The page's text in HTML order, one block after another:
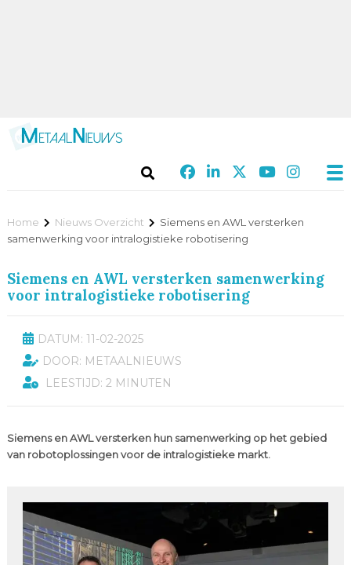
Home Nieuws Overzicht
Siemens en AWL versterken
samenwerking voor intralogistieke robotisering
Siemens en AWL versterken samenwerking
voor intralogistieke robotisering
DATUM: 11-02-2025
DOOR: METAALNIEUWS
LEESTIJD: 2 MINUTEN
Siemens en AWL versterken hun samenwerking op het gebied
van robotoplossingen voor de intralogistieke markt.